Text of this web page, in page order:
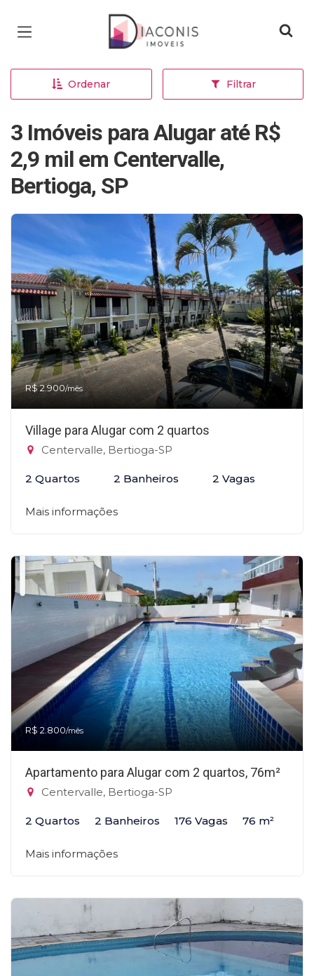
Página inicial
Ordenar Filtrar
3 Imóveis para Alugar até R$
2,9 mil em Centervalle,
Bertioga, SP
R$ 2.900/mês
Village para Alugar com 2 quartos
Centervalle, Bertioga-SP
2 Quartos 2 Banheiros 2 Vagas
Mais informações
R$ 2.800/mês
Apartamento para Alugar com 2 quartos, 76m²
Centervalle, Bertioga-SP
2 Quartos 2 Banheiros 176 Vagas 76 m²
Mais informações